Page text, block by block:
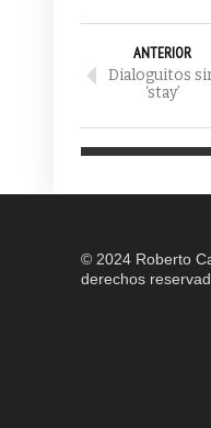
ANTERIOR
Dialoguitos
‘stay’
© 2024 Roberto
derechos